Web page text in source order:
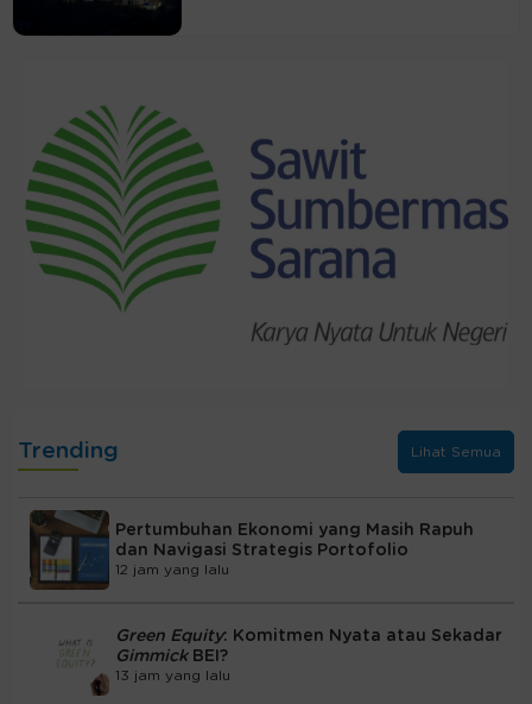
Trending Lihat Semua
Pertumbuhan Ekonomi yang Masih Rapuh
dan Navigasi Strategis Portofolio
12 jam yang lalu
Green Equity: Komitmen Nyata atau Sekadar
Gimmick BEI?
13 jam yang lalu